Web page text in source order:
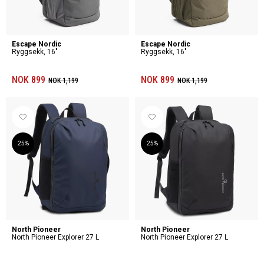
Ryggsekk, 16"
Escape Nordic
NOK 899 NOK 1,199
Ryggsekk, 16"
Escape Nordic
NOK 899 NOK 1,199
25%
North Pioneer Explorer 27 L
North Pioneer
25%
North Pioneer Explorer 27 L
North Pioneer